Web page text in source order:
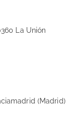
La Unión
(Madrid)